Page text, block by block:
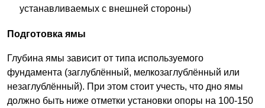
устанавливаемых с внешней стороны)
Подготовка ямы
Глубина ямы зависит от типа используемого
фундамента (заглублённый, мелкозаглублённый или
незаглублённый). При этом стоит учесть, что дно ямы
должно быть ниже отметки установки опоры на 100-150